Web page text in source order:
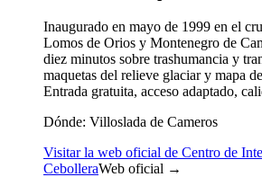
Inaugurado en mayo de 1999 en el
Lomos de Orios y Montenegro de
diez minutos sobre trashumancia y
maquetas del relieve glaciar y mapa
Entrada gratuita, acceso adaptado,
Dónde: Villoslada de Cameros
Visitar la web oficial de Centro de
CebolleraWeb oficial →